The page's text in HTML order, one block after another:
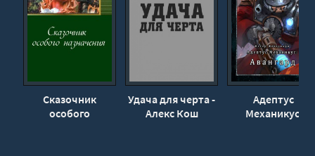
Сказочник
особого
Удача для черта -
Алекс Кош
Адептус
Механикус: